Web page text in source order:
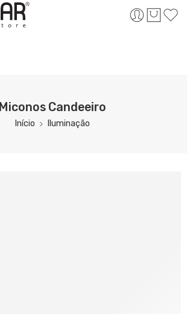
Miconos Candeeiro
Início Iluminação